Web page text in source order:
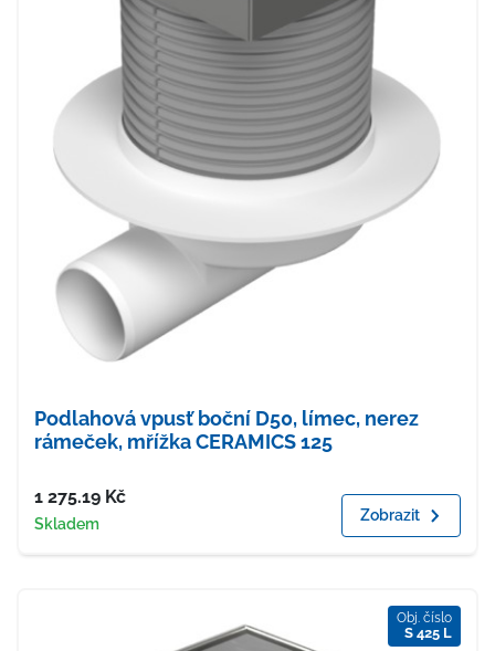
Podlahová vpusť boční D50, límec, nerez
rámeček, mřížka CERAMICS 125
Cena
1 275.19 Kč
Dostupnost
Skladem Zobrazit
Obj. číslo
S 425 L